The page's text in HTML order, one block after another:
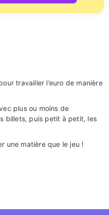
travailler l’euro de manière
plus ou moins de
billets, puis petit à petit, les
une matière que le jeu !